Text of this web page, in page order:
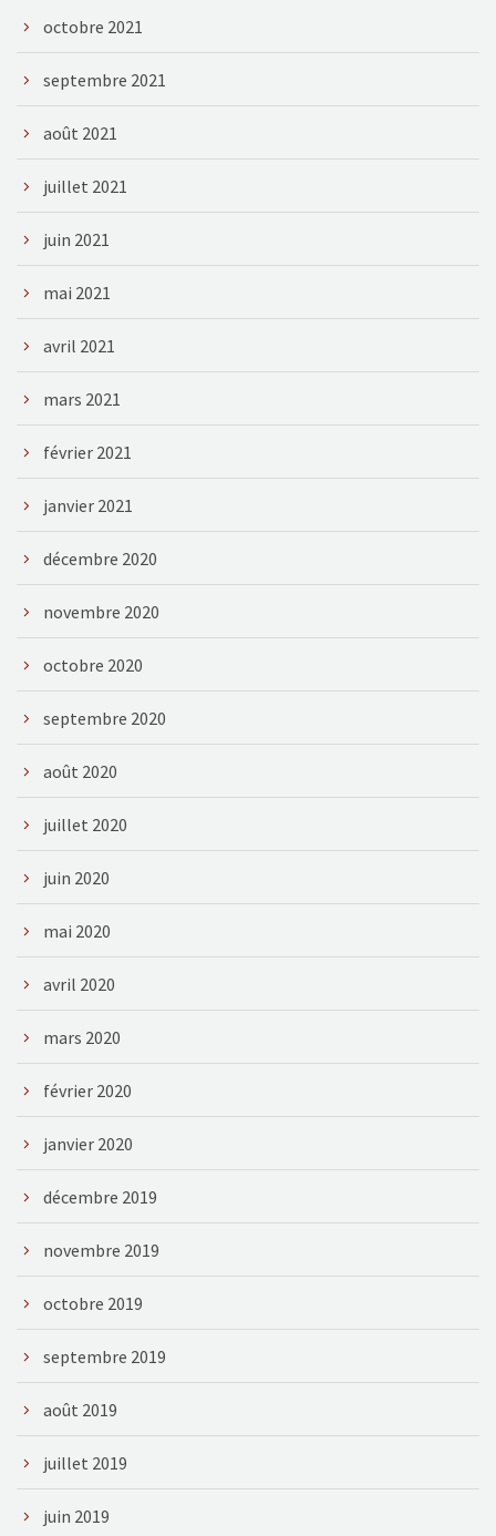
octobre 2021
septembre 2021
août 2021
juillet 2021
juin 2021
mai 2021
avril 2021
mars 2021
février 2021
janvier 2021
décembre 2020
novembre 2020
octobre 2020
septembre 2020
août 2020
juillet 2020
juin 2020
mai 2020
avril 2020
mars 2020
février 2020
janvier 2020
décembre 2019
novembre 2019
octobre 2019
septembre 2019
août 2019
juillet 2019
juin 2019